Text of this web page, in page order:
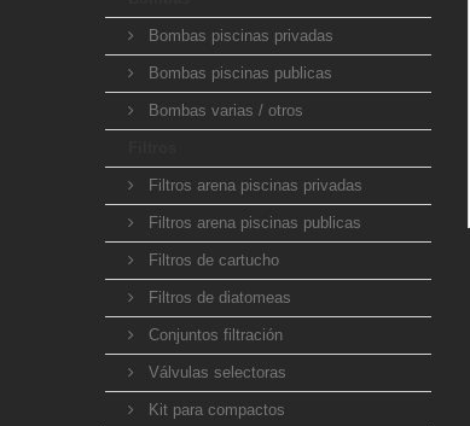
Bombas piscinas privadas
Bombas piscinas publicas
Bombas varias / otros
Filtros arena piscinas privadas
Filtros arena piscinas publicas
Filtros de cartucho
Filtros de diatomeas
Conjuntos filtración
Válvulas selectoras
Kit para compactos